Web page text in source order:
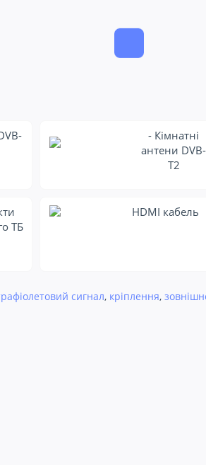
- Кімнатні
антени DVB-
T2
ТБ
HDMI кабель
сигнал, кріплення,